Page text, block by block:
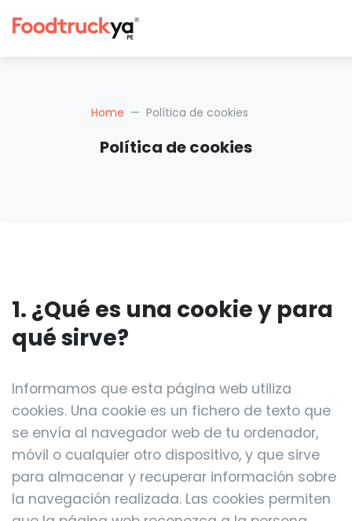
Home Política de cookies
Política de cookies
1. ¿Qué es una cookie y para
qué sirve?
Informamos que esta página web utiliza
cookies. Una cookie es un fichero de texto que
se envía al navegador web de tu ordenador,
móvil o cualquier otro dispositivo, y que sirve
para almacenar y recuperar información sobre
la navegación realizada. Las cookies permiten